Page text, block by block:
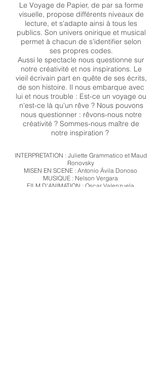
INTERPRETATION : Juliette Grammatico et Maud
Ronovsky
MISEN EN SCENE : Antonio Ávila Donoso
MUSIQUE : Nelson Vergara
FILM D'ANIMATION : Oscar Valenzuela
Le Voyage de Papier, de par sa forme
visuelle, propose différents niveaux de
lecture, et s'adapte ainsi à tous les
publics. Son univers onirique et musical
permet à chacun de s'identifier selon
ses propres codes.
Aussi le spectacle nous questionne sur
notre créativité et nos inspirations. Le
vieil écrivain part en quête de ses écrits,
de son histoire. Il nous embarque avec
lui et nous trouble : Est-ce un voyage ou
n'est-ce là qu'un rêve ? Nous pouvons
nous questionner : rêvons-nous notre
créativité ? Sommes-nous maître de
notre inspiration ?